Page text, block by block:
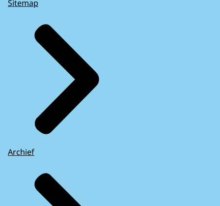
Sitemap
Archief